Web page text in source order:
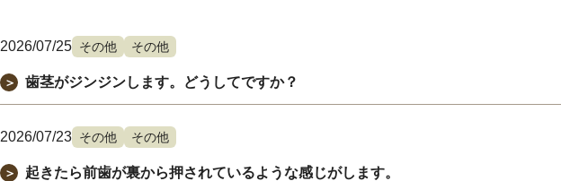
2026/07/25 その他 その他
＞ 歯茎がジンジンします。どうしてですか？
2026/07/23 その他 その他
＞ 起きたら前歯が裏から押されているような感じがします。